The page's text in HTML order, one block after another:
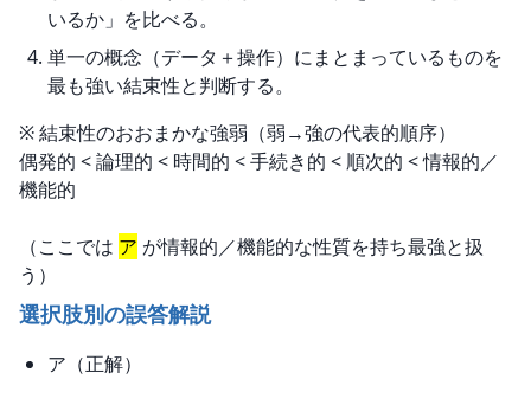
いるか」を比べる。
単一の概念（データ＋操作）にまとまっているものを
最も強い結束性と判断する。
※ 結束性のおおまかな強弱（弱→強の代表的順序）
偶発的 < 論理的 < 時間的 < 手続き的 < 順次的 < 情報的／
機能的
（ここでは ア が情報的／機能的な性質を持ち最強と扱
う）
選択肢別の誤答解説
ア（正解）